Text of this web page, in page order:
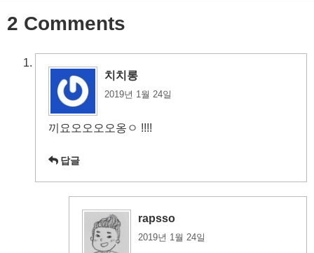
2 Comments
치치롱
2019년 1월 24일
끼요오오오오옹ㅇ !!!!
답글
rapsso
2019년 1월 24일